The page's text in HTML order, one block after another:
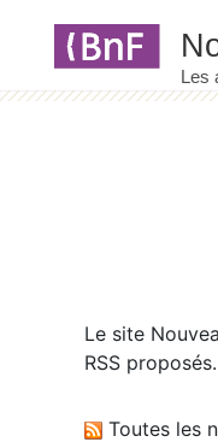
Le site
RSS proposés.
Toutes les